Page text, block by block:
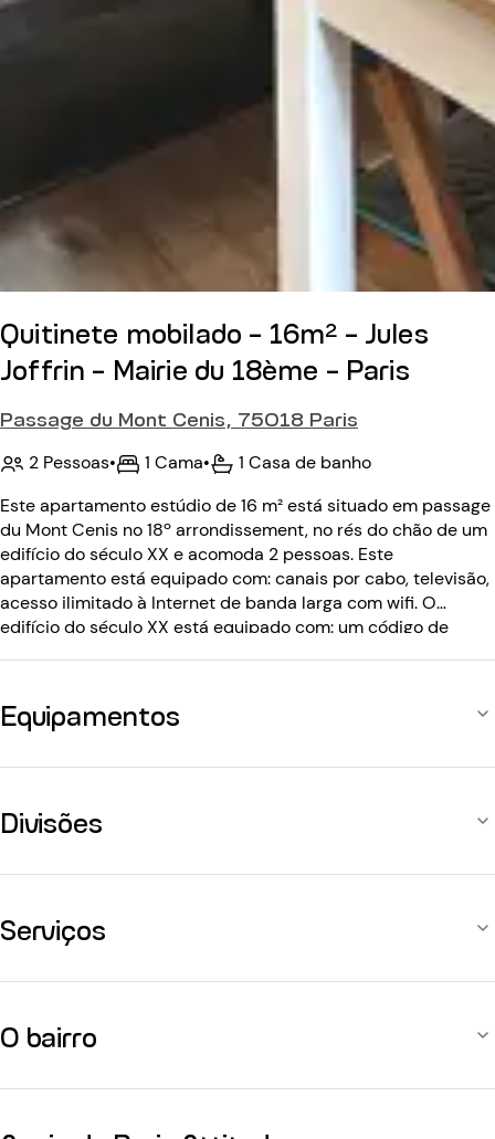
Quitinete mobilado - 16m² - Jules
Joffrin - Mairie du 18ème - Paris
Passage du Mont Cenis, 75018 Paris
2 Pessoas• 1 Cama•
1 Casa de banho
Este apartamento estúdio de 16 m² está situado em passage
du Mont Cenis no 18º arrondissement, no rés do chão de um
edifício do século XX e acomoda 2 pessoas. Este
apartamento está equipado com: canais por cabo, televisão,
acesso ilimitado à Internet de banda larga com wifi. O
edifício do século XX está equipado com: um código de
Equipamentos
Divisões
Serviços
O bairro